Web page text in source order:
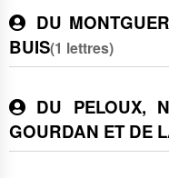
DU
BUIS(1 lettres)
DU PELOUX,
GOURDAN ET DE